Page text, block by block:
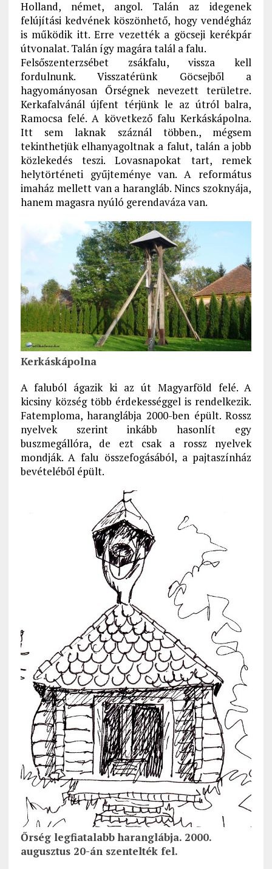
Holland, német, angol. Talán az idegenek
felújítási kedvének köszönhető, hogy vendégház
is működik itt. Erre vezették a göcseji kerékpár
útvonalat. Talán így magára talál a falu.
Felsőszenterzsébet zsákfalu, vissza kell
fordulnunk. Visszatérünk Göcsejből a
hagyományosan Őrségnek nevezett területre.
Kerkafalvánál újfent térjünk le az útról balra,
Ramocsa felé. A következő falu Kerkáskápolna.
Itt sem laknak száznál többen., mégsem
tekinthetjük elhanyagoltnak a falut, talán a jobb
közlekedés teszi. Lovasnapokat tart, remek
helytörténeti gyűjteménye van. A református
imaház mellett van a harangláb. Nincs szoknyája,
hanem magasra nyúló gerendaváza van.
Kerkáskápolna
A faluból ágazik ki az út Magyarföld felé. A
kicsiny község több érdekességgel is rendelkezik.
Fatemploma, haranglábja 2000-ben épült. Rossz
nyelvek szerint inkább hasonlít egy
buszmegállóra, de ezt csak a rossz nyelvek
mondják. A falu összefogásából, a pajtaszínház
bevételéből épült.
Őrség legfiatalabb haranglábja. 2000.
augusztus 20-án szentelték fel.